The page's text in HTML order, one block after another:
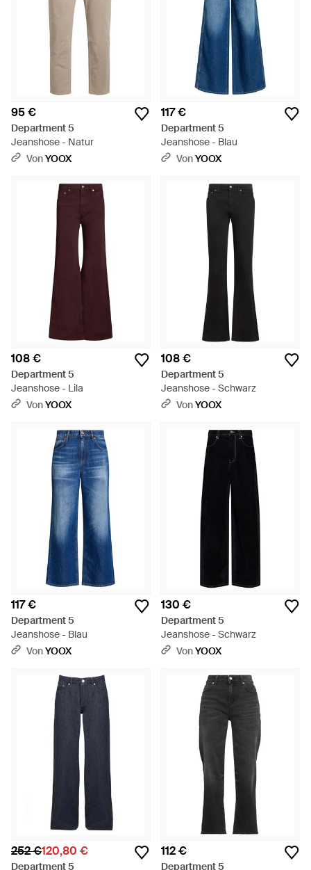
95 €
Department 5
Jeanshose - Natur
VonYOOX
117 €
Department 5
Jeanshose - Blau
VonYOOX
108 €
Department 5
Jeanshose - Lila
VonYOOX
108 €
Department 5
Jeanshose - Schwarz
VonYOOX
117 €
Department 5
Jeanshose - Blau
VonYOOX
130 €
Department 5
Jeanshose - Schwarz
VonYOOX
252 €120,80 €
Department 5
112 €
Department 5